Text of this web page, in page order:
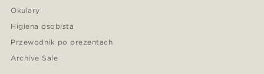
Okulary
Higiena osobista
Przewodnik po prezentach
Archive Sale